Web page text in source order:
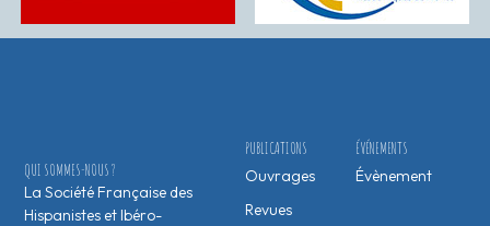
ÉVÉNEMENTS
Évènement
PUBLICATIONS
Ouvrages
Revues
QUI SOMMES-NOUS ?
La Société Française des
Hispanistes et Ibéro-